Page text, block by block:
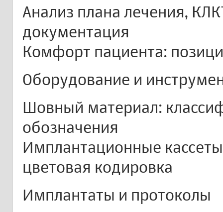
Анализ плана лечения,
документация
Комфорт пациента:
Оборудование и
Шовный материал:
обозначения
Имплантационные
цветовая кодировка
Имплантаты и протоколы